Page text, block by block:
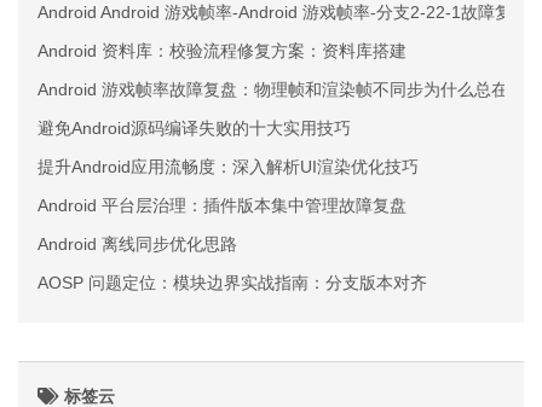
Android Android 游戏帧率-Android 游戏帧率-分支2-22-1故障复盘
Android 资料库：校验流程修复方案：资料库搭建
Android 游戏帧率故障复盘：物理帧和渲染帧不同步为什么总在回
避免Android源码编译失败的十大实用技巧
提升Android应用流畅度：深入解析UI渲染优化技巧
Android 平台层治理：插件版本集中管理故障复盘
Android 离线同步优化思路
AOSP 问题定位：模块边界实战指南：分支版本对齐
标签云